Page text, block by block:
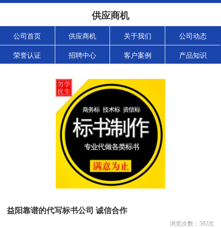
供应商机
公司首页 供应商机 关于我们 公司动态
荣誉认证 招聘中心 客户案例 产品知识
益阳靠谱的代写标书公司 诚信合作
浏览次数： 592次